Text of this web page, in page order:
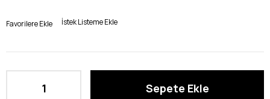
Favorilere Ekle İstek Listeme Ekle